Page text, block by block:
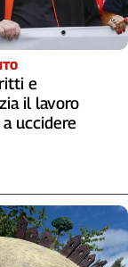
e
il lavoro
uccidere